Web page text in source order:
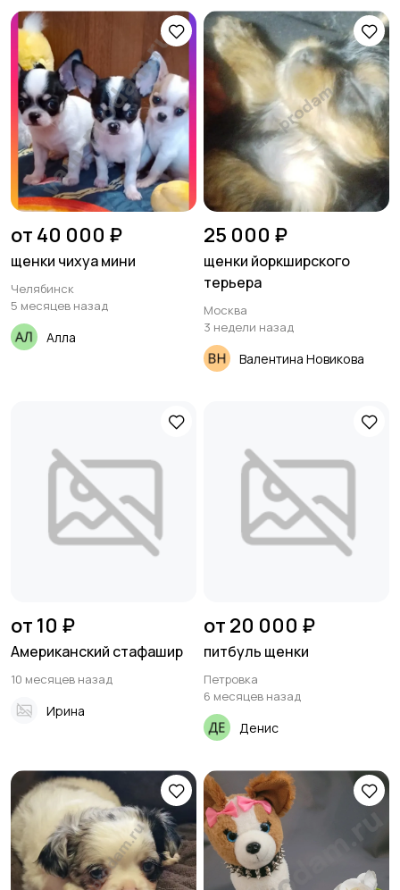
от 40 000 ₽
щенки чихуа мини
Челябинск
5 месяцев назад
Алла
25 000 ₽
щенки йоркширского
терьера
Москва
3 недели назад
Валентина Новикова
от 10 ₽
Американский стафашир
10 месяцев назад
Ирина
от 20 000 ₽
питбуль щенки
Петровка
6 месяцев назад
Денис